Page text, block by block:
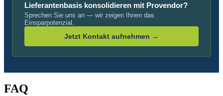
Lieferantenbasis konsolidieren mit Provendor?
Sprechen Sie uns an — wir zeigen Ihnen das
Einsparpotenzial.
Jetzt Kontakt aufnehmen →
FAQ